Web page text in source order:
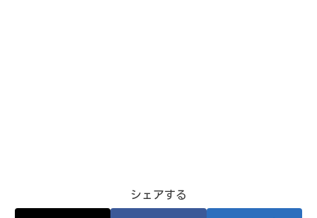
シェアする